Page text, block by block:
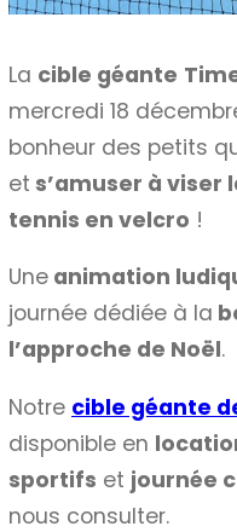
La cible géante
mercredi 18
bonheur des petits
et s’amuser à viser
tennis en velcro !
Une animation
journée dédiée à la
l’approche de Noël.
Notre cible géante
disponible en
sportifs et journée
nous consulter.